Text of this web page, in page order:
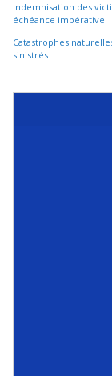
Indemnisation des
échéance impérative
Catastrophes
sinistrés